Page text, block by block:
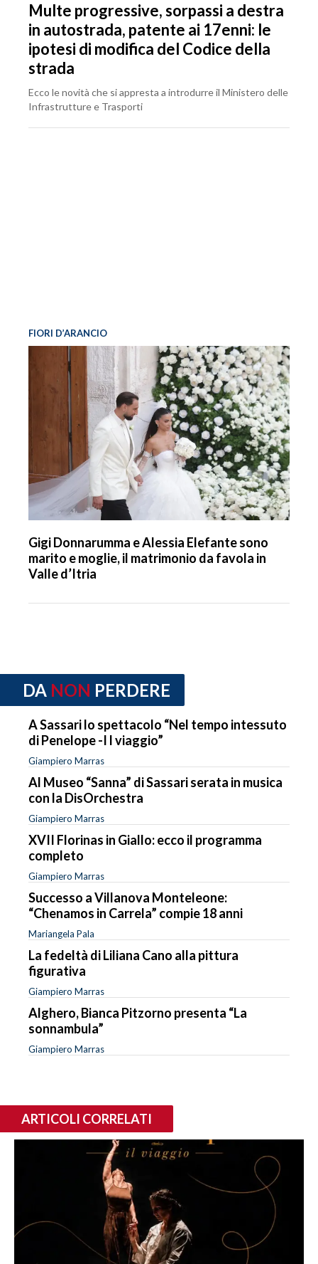
Multe progressive, sorpassi a destra
in autostrada, patente ai 17enni: le
ipotesi di modifica del Codice della
strada
Ecco le novità che si appresta a introdurre il Ministero delle
Infrastrutture e Trasporti
FIORI D’ARANCIO
Gigi Donnarumma e Alessia Elefante sono
marito e moglie, il matrimonio da favola in
Valle d’Itria
DA NON PERDERE
A Sassari lo spettacolo “Nel tempo intessuto
di Penelope -I l viaggio”
Giampiero Marras
Al Museo “Sanna” di Sassari serata in musica
con la DisOrchestra
Giampiero Marras
XVII Florinas in Giallo: ecco il programma
completo
Giampiero Marras
Successo a Villanova Monteleone:
“Chenamos in Carrela” compie 18 anni
Mariangela Pala
La fedeltà di Liliana Cano alla pittura
figurativa
Giampiero Marras
Alghero, Bianca Pitzorno presenta “La
sonnambula”
Giampiero Marras
ARTICOLI CORRELATI